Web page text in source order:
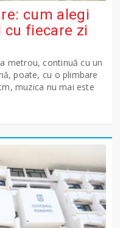
cum alegi
cu fiecare zi
metrou, continuă cu un
poate, cu o plimbare
muzica nu mai este